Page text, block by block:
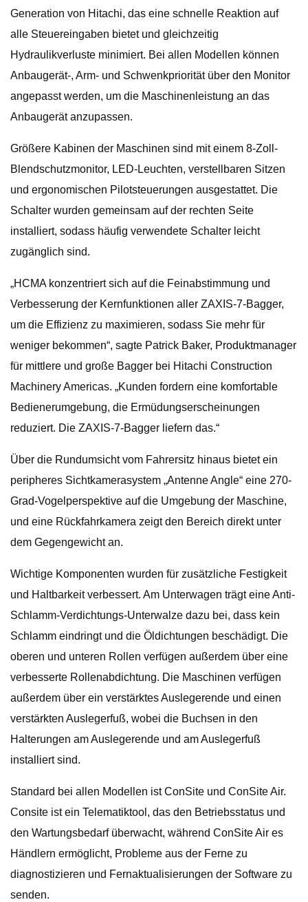
Generation von Hitachi, das eine schnelle Reaktion auf
alle Steuereingaben bietet und gleichzeitig
Hydraulikverluste minimiert. Bei allen Modellen können
Anbaugerät-, Arm- und Schwenkpriorität über den Monitor
angepasst werden, um die Maschinenleistung an das
Anbaugerät anzupassen.
Größere Kabinen der Maschinen sind mit einem 8-Zoll-
Blendschutzmonitor, LED-Leuchten, verstellbaren Sitzen
und ergonomischen Pilotsteuerungen ausgestattet. Die
Schalter wurden gemeinsam auf der rechten Seite
installiert, sodass häufig verwendete Schalter leicht
zugänglich sind.
„HCMA konzentriert sich auf die Feinabstimmung und
Verbesserung der Kernfunktionen aller ZAXIS-7-Bagger,
um die Effizienz zu maximieren, sodass Sie mehr für
weniger bekommen“, sagte Patrick Baker, Produktmanager
für mittlere und große Bagger bei Hitachi Construction
Machinery Americas. „Kunden fordern eine komfortable
Bedienerumgebung, die Ermüdungserscheinungen
reduziert. Die ZAXIS-7-Bagger liefern das.“
Über die Rundumsicht vom Fahrersitz hinaus bietet ein
peripheres Sichtkamerasystem „Antenne Angle“ eine 270-
Grad-Vogelperspektive auf die Umgebung der Maschine,
und eine Rückfahrkamera zeigt den Bereich direkt unter
dem Gegengewicht an.
Wichtige Komponenten wurden für zusätzliche Festigkeit
und Haltbarkeit verbessert. Am Unterwagen trägt eine Anti-
Schlamm-Verdichtungs-Unterwalze dazu bei, dass kein
Schlamm eindringt und die Öldichtungen beschädigt. Die
oberen und unteren Rollen verfügen außerdem über eine
verbesserte Rollenabdichtung. Die Maschinen verfügen
außerdem über ein verstärktes Auslegerende und einen
verstärkten Auslegerfuß, wobei die Buchsen in den
Halterungen am Auslegerende und am Auslegerfuß
installiert sind.
Standard bei allen Modellen ist ConSite und ConSite Air.
Consite ist ein Telematiktool, das den Betriebsstatus und
den Wartungsbedarf überwacht, während ConSite Air es
Händlern ermöglicht, Probleme aus der Ferne zu
diagnostizieren und Fernaktualisierungen der Software zu
senden.